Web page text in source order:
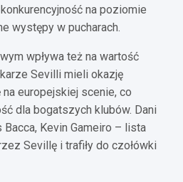
na poziomie
występy w pucharach.
wpływa też na wartość
Sevilli mieli okazję
europejskiej scenie, co
dla bogatszych klubów. Dani
Kevin Gameiro – lista
Sevillę i trafiły do czołówki